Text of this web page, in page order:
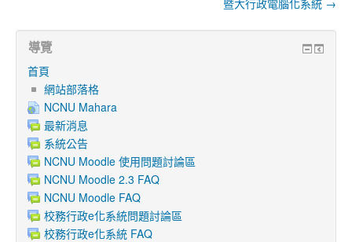
暨大行政電腦化系統 →
導覽
首頁
網站部落格
NCNU Mahara
最新消息
系統公告
NCNU Moodle 使用問題討論區
NCNU Moodle 2.3 FAQ
NCNU Moodle FAQ
校務行政e化系統問題討論區
校務行政e化系統 FAQ